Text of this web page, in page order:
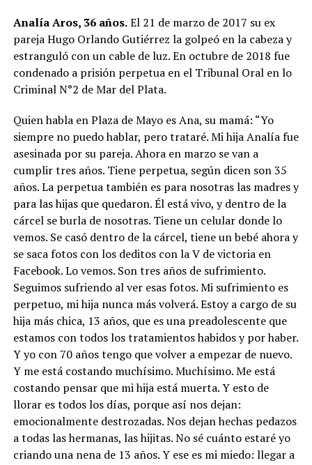
Analía Aros, 36 años.El 21 de marzo de 2017 su ex
pareja Hugo Orlando Gutiérrez la golpeó en la cabeza y
estranguló con un cable de luz. En octubre de 2018 fue
condenado a prisión perpetua en el Tribunal Oral en lo
Criminal N°2 de Mar del Plata.
Quien habla en Plaza de Mayo es Ana, su mamá: “Yo
siempre no puedo hablar, pero trataré. Mi hija Analía fue
asesinada por su pareja. Ahora en marzo se van a
cumplir tres años. Tiene perpetua, según dicen son 35
años. La perpetua también es para nosotras las madres y
para las hijas que quedaron. Él está vivo, y dentro de la
cárcel se burla de nosotras. Tiene un celular donde lo
vemos. Se casó dentro de la cárcel, tiene un bebé ahora y
se saca fotos con los deditos con la V de victoria en
Facebook. Lo vemos. Son tres años de sufrimiento.
Seguimos sufriendo al ver esas fotos. Mi sufrimiento es
perpetuo, mi hija nunca más volverá. Estoy a cargo de su
hija más chica, 13 años, que es una preadolescente que
estamos con todos los tratamientos habidos y por haber.
Y yo con 70 años tengo que volver a empezar de nuevo.
Y me está costando muchísimo. Muchísimo. Me está
costando pensar que mi hija está muerta. Y esto de
llorar es todos los días, porque así nos dejan:
emocionalmente destrozadas. Nos dejan hechas pedazos
a todas las hermanas, las hijitas. No sé cuánto estaré yo
criando una nena de 13 años. Y ese es mi miedo: llegar a